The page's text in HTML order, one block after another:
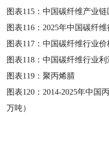
图表115：中国碳纤维产业链
图表116： 2025年中国碳纤
图表117：中国碳纤维行业价
图表118：中国碳纤维行业利
图表119：聚丙烯腈
图表120： 2014-2025年中国
万吨）